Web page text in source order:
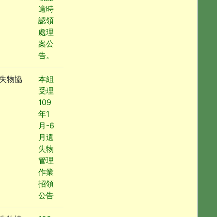
逾時
認領
處理
案公
告。
物協
本組
受理
109
年1
月-6
月遺
失物
管理
作業
招領
公告